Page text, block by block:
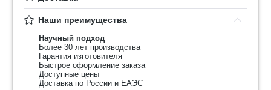
Наши преимущества
Научный подход
Более 30 лет производства
Гарантия изготовителя
Быстрое оформление заказа
Доступные цены
Доставка по России и ЕАЭС